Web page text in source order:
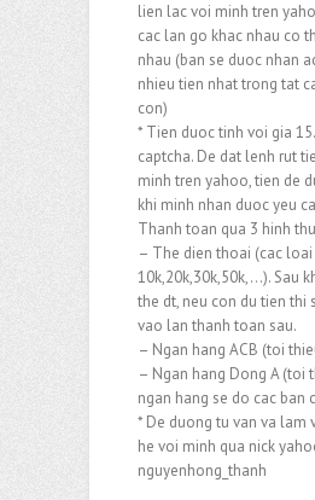
lien lac voi minh tren
cac lan go khac nhau co
nhau (ban se duoc nhan
nhieu tien nhat trong tat
con)
* Tien duoc tinh voi gia
captcha. De dat lenh rut
minh tren yahoo, tien de
khi minh nhan duoc yeu
Thanh toan qua 3 hinh
– The dien thoai (cac loai
10k,20k,30k,50k,…). Sau
the dt, neu con du tien thi
vao lan thanh toan sau.
– Ngan hang ACB (toi
– Ngan hang Dong A (toi
ngan hang se do cac ban
* De duong tu van va lam
he voi minh qua nick
nguyenhong_thanh